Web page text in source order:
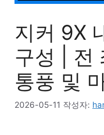
지커 9X
구성 | 전
통풍 및
2026-05-11 작성자: